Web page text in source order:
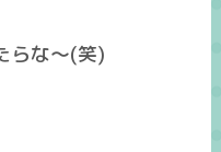
らな～(笑)